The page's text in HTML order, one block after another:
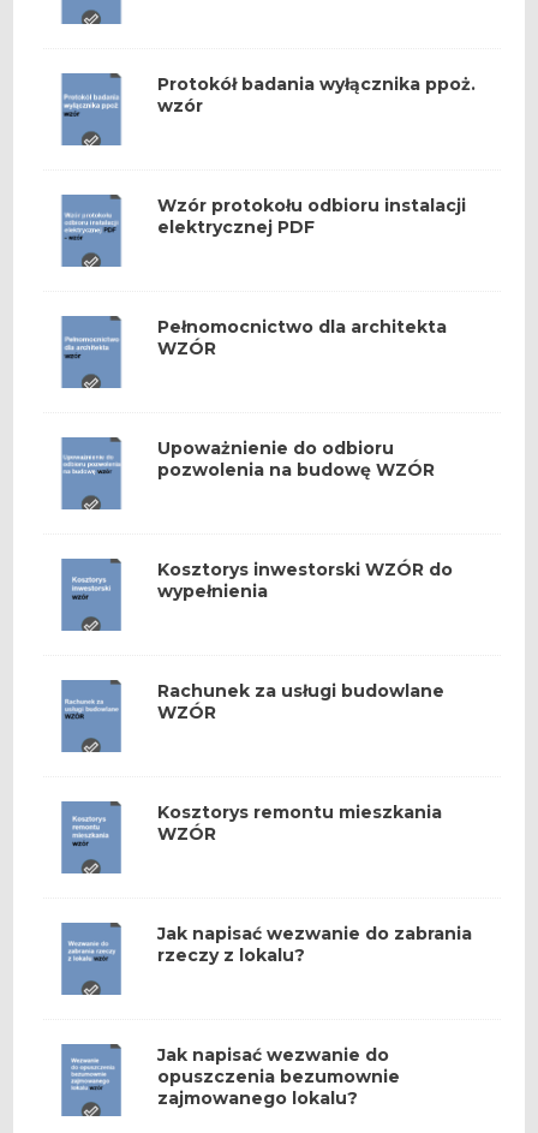
Protokół badania wyłącznika ppoż.
wzór
Wzór protokołu odbioru instalacji
elektrycznej PDF
Pełnomocnictwo dla architekta
WZÓR
Upoważnienie do odbioru
pozwolenia na budowę WZÓR
Kosztorys inwestorski WZÓR do
wypełnienia
Rachunek za usługi budowlane
WZÓR
Kosztorys remontu mieszkania
WZÓR
Jak napisać wezwanie do zabrania
rzeczy z lokalu?
Jak napisać wezwanie do
opuszczenia bezumownie
zajmowanego lokalu?